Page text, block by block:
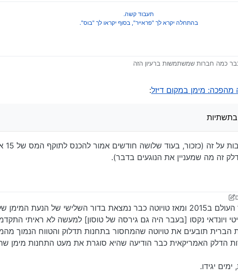
תעבוד קשה.
בהתחלה יקרא לך "פראייר", בסוף יקראו לך "בוס".
כמה חברות שמשתמשות ברעיון הזה
בישראל, באיזור מפרץ חיפה, למשאיות שמונעות במימן, היה דיבור פעם להביא גם
בתשתיות
מהפכה: מימן במקום דיזל:
או
זה מה שמעניין את הנוגעים בדבר).
יוני
טויוטה מיראי הראשונה יצאה לאוויר העולם ב2015 ומאז טויוטה כבר נמצאת בדור השלישי
ויונדאי נקסו [בעבר היה גם גירסה של טוסון] למעשה לא ראיתי
הברית תובעים את טויוטה שהמחסור בתחנות תדלוק והטווח הנמוך
הדלק האמריקאית כבר הודיעה שהיא סוגרת את מעט התחנות מימן
יגידו.